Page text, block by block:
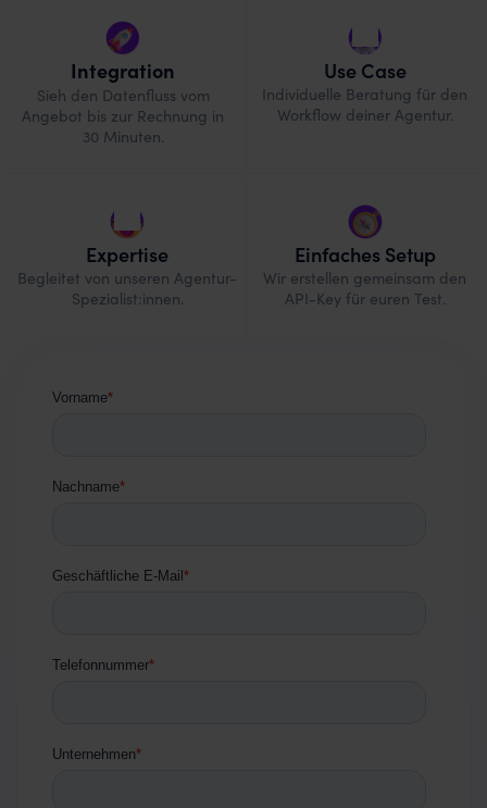
Integration
Sieh den Datenfluss vom
Angebot bis zur Rechnung in
30 Minuten.
Use Case
Individuelle Beratung für den
Workflow deiner Agentur.
Expertise
Begleitet von unseren Agentur-
Spezialist:innen.
Einfaches Setup
Wir erstellen gemeinsam den
API-Key für euren Test.